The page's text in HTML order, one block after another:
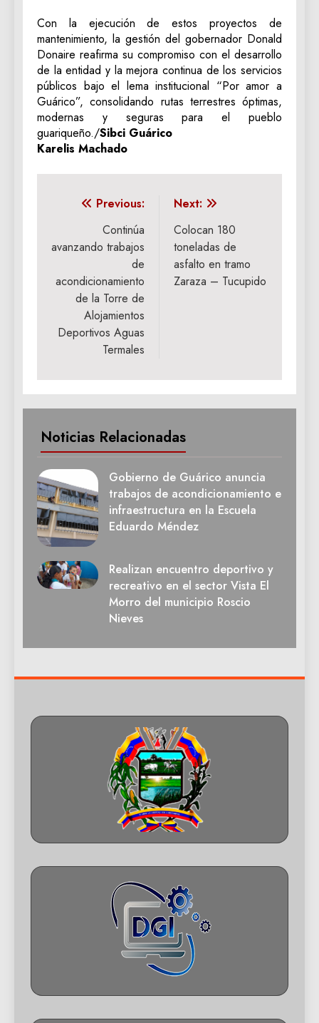
Con la ejecución de estos proyectos de
mantenimiento, la gestión del gobernador Donald
Donaire reafirma su compromiso con el desarrollo
de la entidad y la mejora continua de los servicios
públicos bajo el lema institucional “Por amor a
Guárico”, consolidando rutas terrestres óptimas,
modernas y seguras para el pueblo
guariqueño./Sibci Guárico
Karelis Machado
Navegación
entradas
Previous:
Continúa
avanzando trabajos
de
acondicionamiento
de la Torre de
Alojamientos
Deportivos Aguas
Termales
Next:
Colocan 180
toneladas de
asfalto en tramo
Zaraza – Tucupido
Noticias Relacionadas
Gobierno de Guárico anuncia
trabajos de acondicionamiento e
infraestructura en la Escuela
Eduardo Méndez
Realizan encuentro deportivo y
recreativo en el sector Vista El
Morro del municipio Roscio
Nieves